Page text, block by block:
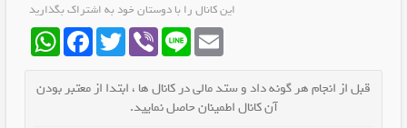
این کانال را با دوستان خود به اشتراک بگذارید
WhatsAppFacebookTwitter Viber Line Email
قبل از انجام هر گونه داد و ستد مالی در کانال ها ، ابتدا از معتبر بودن
آن کانال اطمینان حاصل نمایید.